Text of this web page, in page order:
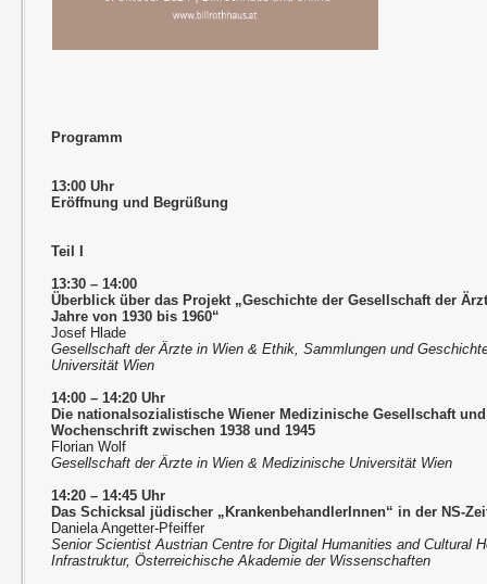
Programm
13:00 Uhr
Eröffnung und Begrüßung
Teil I
13:30 – 14:00
Überblick über das Projekt „Geschichte der Gesellschaft der
Jahre von 1930 bis 1960“
Josef Hlade
Gesellschaft der Ärzte in Wien & Ethik, Sammlungen und
Universität Wien
14:00 – 14:20 Uhr
Die nationalsozialistische Wiener Medizinische Gesellschaft
Wochenschrift zwischen 1938 und 1945
Florian Wolf
Gesellschaft der Ärzte in Wien & Medizinische Universität Wien
14:20 – 14:45 Uhr
Das Schicksal jüdischer „KrankenbehandlerInnen“ in der NS-
Daniela Angetter-Pfeiffer
Senior Scientist Austrian Centre for Digital Humanities and Cultural
Infrastruktur, Österreichische Akademie der Wissenschaften